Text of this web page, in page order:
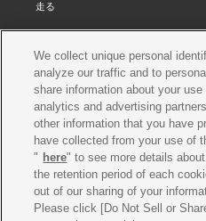
走る
チケット
リザルト
コース・施設
SUGOで遊ぼう
スクール
イベントスケジュール
営業案内・アクセス
We collect unique personal
analyze our traffic and to
share information about your
analytics and advertising
other information that you have
have collected from your use of
" here" to see more details
the retention period of each
out of our sharing of your
Please click [Do Not Sell or